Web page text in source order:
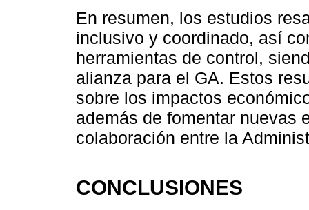
En resumen, los estudios
inclusivo y coordinado, así
herramientas de control,
alianza para el GA. Estos
sobre los impactos
además de fomentar nuevas
colaboración entre la
CONCLUSIONES